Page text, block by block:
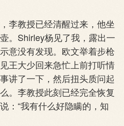
教授已经清醒过来，他坐
。Shirley杨见了我，露出一
意没有发现。欧文举着步枪
王大少回来急忙上前打听情
讲了一下，然后扭头质问起
。李教授此刻已经完全恢复
：“我有什么好隐瞒的，知